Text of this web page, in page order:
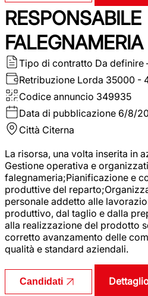
RESPONSABILE
FALEGNAMERIA
Tipo di contratto Da definire
Retribuzione Lorda 35000 -
Codice annuncio 349935
Data di pubblicazione 6/8/
Città Citerna
La risorsa, una volta inserita in
Gestione operativa e
falegnameria;Pianificazione e
produttive del
personale addetto alle
produttivo, dal taglio e dalla
alla realizzazione del prodotto
corretto avanzamento delle
qualità e standard aziendali.
Candidati